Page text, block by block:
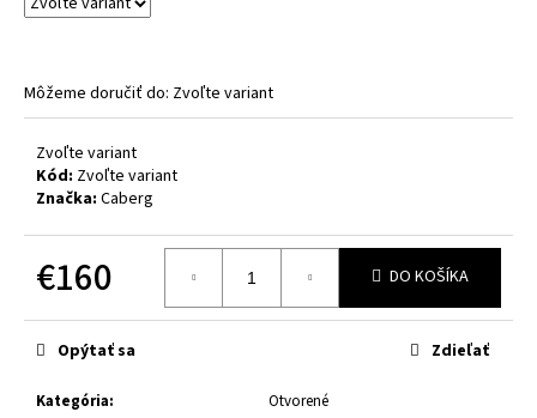
Môžeme doručiť do: Zvoľte variant
Zvoľte variant
Kód: Zvoľte variant
Značka: Caberg
€160
cena:
DO KOŠÍKA
Kategória: Otvorené
Opýtať sa Zdieľať
O
d
p
ú
a
m